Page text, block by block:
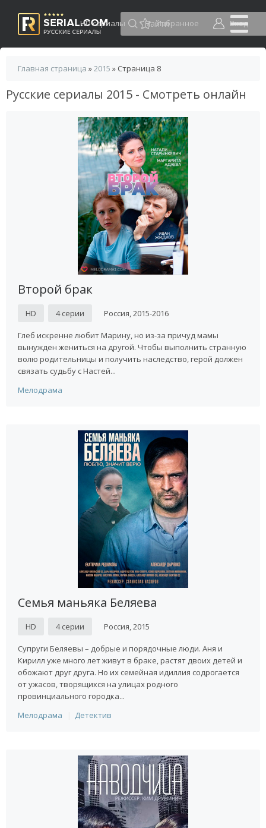
HD сериалы Избранное Вход
Главная страница »2015 » Страница 8
Русские сериалы 2015 - Смотреть онлайн
Второй брак
HD 4 серии Россия, 2015-2016
Глеб искренне любит Марину, но из-за причуд мамы
вынужден жениться на другой. Чтобы выполнить странную
волю родительницы и получить наследство, герой должен
связать судьбу с Настей...
Мелодрама
Семья маньяка Беляева
HD 4 серии Россия, 2015
Супруги Беляевы – добрые и порядочные люди. Аня и
Кирилл уже много лет живут в браке, растят двоих детей и
обожают друг друга. Но их семейная идиллия содрогается
от ужасов, творящихся на улицах родного
провинциального городка...
Мелодрама
Детектив